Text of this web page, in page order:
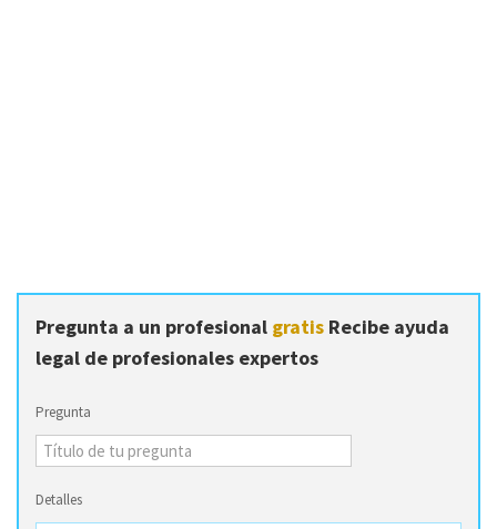
Pregunta a un profesional gratis Recibe ayuda
legal de profesionales expertos
Pregunta
Detalles